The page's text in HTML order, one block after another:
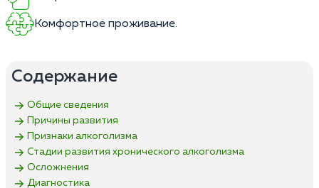
Комфортное проживание.
Содержание
Общие сведения
Причины развития
Признаки алкоголизма
Стадии развития хронического алкоголизма
Осложнения
Диагностика